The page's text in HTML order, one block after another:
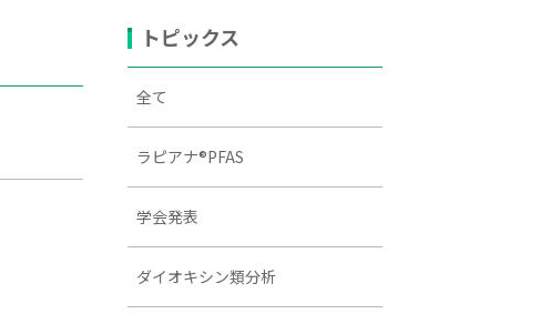
トピックス
全て
ラピアナ®PFAS
学会発表
ダイオキシン類分析